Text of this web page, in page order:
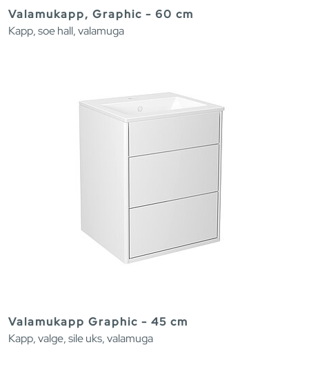
Valamukapp, Graphic - 60 cm
Kapp, soe hall, valamuga
Valamukapp Graphic - 45 cm
Kapp, valge, sile uks, valamuga